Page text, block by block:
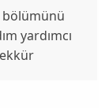
yardımcı